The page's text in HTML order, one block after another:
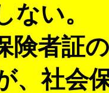
ない。
者証
、社会